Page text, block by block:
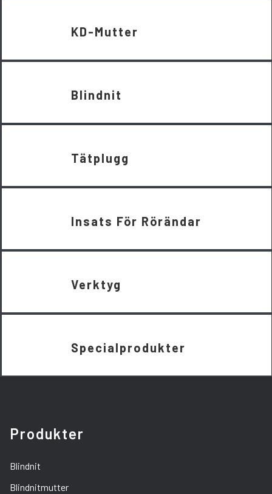
KD-Mutter
Blindnit
Tätplugg
Insats För Rörändar
Verktyg
Specialprodukter
Produkter
Blindnit
Blindnitmutter